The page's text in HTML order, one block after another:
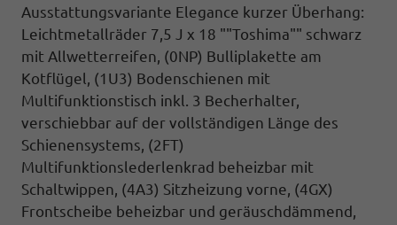
Ausstattungsvariante Elegance kurzer Überhang:
Leichtmetallräder 7,5 J x 18 ""Toshima"" schwarz
mit Allwetterreifen, (0NP) Bulliplakette am
Kotflügel, (1U3) Bodenschienen mit
Multifunktionstisch inkl. 3 Becherhalter,
verschiebbar auf der vollständigen Länge des
Schienensystems, (2FT)
Multifunktionslederlenkrad beheizbar mit
Schaltwippen, (4A3) Sitzheizung vorne, (4GX)
Frontscheibe beheizbar und geräuschdämmend,